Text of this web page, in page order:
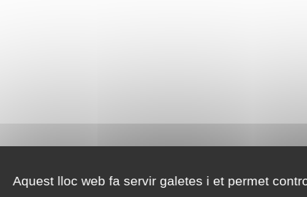
Aquest lloc web fa servir galetes i et permet